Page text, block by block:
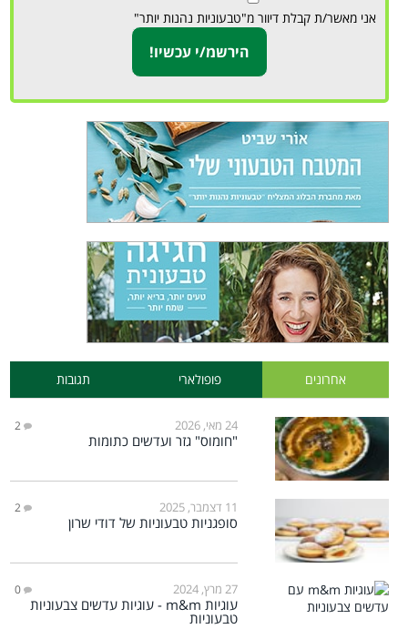
אני מאשר/ת קבלת דיוור מ"טבעוניות נהנות יותר"
אחרונים פופולארי תגובות
24 מאי, 2026 2
"חומוס" גזר ועדשים כתומות
11 דצמבר, 2025 2
סופגניות טבעוניות של דודי שרון
27 מרץ, 2024 0
עוגיות m&m - עוגיות עדשים צבעוניות
טבעוניות